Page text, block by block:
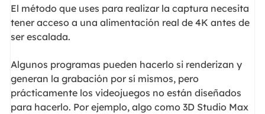
El método que uses para realizar la captura necesita
tener acceso a una alimentación real de 4K antes de
ser escalada.
Algunos programas pueden hacerlo si renderizan y
generan la grabación por sí mismos, pero
prácticamente los videojuegos no están diseñados
para hacerlo. Por ejemplo, algo como 3D Studio Max